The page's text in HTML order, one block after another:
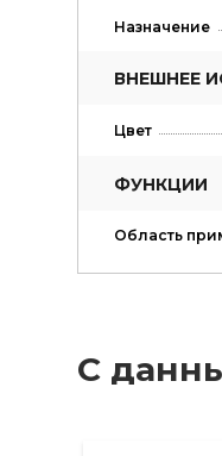
Назначение
ВНЕШНЕЕ
Цвет
ФУНКЦИИ
Область
С